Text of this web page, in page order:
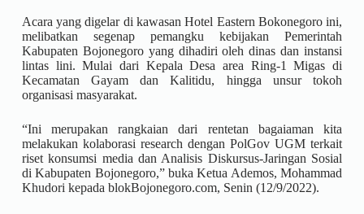
Acara yang digelar di kawasan Hotel Eastern Bokonegoro ini,
melibatkan segenap pemangku kebijakan Pemerintah
Kabupaten Bojonegoro yang dihadiri oleh dinas dan instansi
lintas lini. Mulai dari Kepala Desa area Ring-1 Migas di
Kecamatan Gayam dan Kalitidu, hingga unsur tokoh
organisasi masyarakat.
“Ini merupakan rangkaian dari rentetan bagaiaman kita
melakukan kolaborasi research dengan PolGov UGM terkait
riset konsumsi media dan Analisis Diskursus-Jaringan Sosial
di Kabupaten Bojonegoro,” buka Ketua Ademos, Mohammad
Khudori kepada blokBojonegoro.com, Senin (12/9/2022).